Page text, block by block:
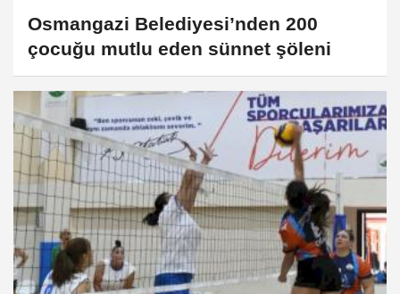
Osmangazi Belediyesi’nden 200
çocuğu mutlu eden sünnet şöleni